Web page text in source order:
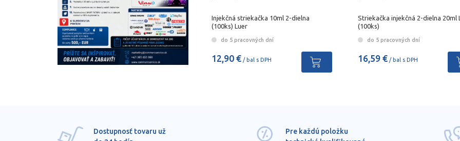
Injekčná striekačka 10ml 2-dielna
(100ks) Luer
do 5 pracovných dní
12,90 € / bal s DPH
Striekačka injekčná 2-dielna 20ml
(100ks)
do 5 pracovných dní
16,59 €/ bal s DPH
Dostupnosť tovaru už
Pre každú položku